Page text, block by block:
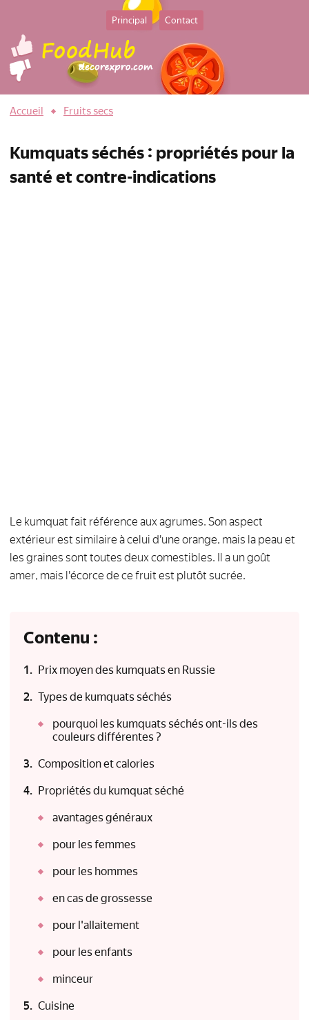
Principal Contact
Accueil Fruits secs
Kumquats séchés : propriétés pour la
santé et contre-indications
Le kumquat fait référence aux agrumes. Son aspect
extérieur est similaire à celui d'une orange, mais la peau et
les graines sont toutes deux comestibles. Il a un goût
amer, mais l'écorce de ce fruit est plutôt sucrée.
Contenu :
Prix moyen des kumquats en Russie
Types de kumquats séchés
pourquoi les kumquats séchés ont-ils des
couleurs différentes ?
Composition et calories
Propriétés du kumquat séché
avantages généraux
pour les femmes
pour les hommes
en cas de grossesse
pour l'allaitement
pour les enfants
minceur
Cuisine